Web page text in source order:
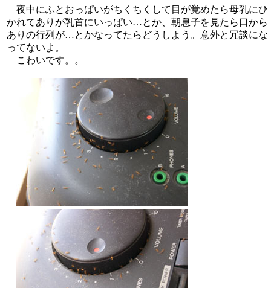
夜中にふとおっぱいがちくちくして目が覚めたら母乳にひ
かれてありが乳首にいっぱい…とか、朝息子を見たら口から
ありの行列が…とかなってたらどうしよう。意外と冗談にな
ってないよ。
こわいです。。